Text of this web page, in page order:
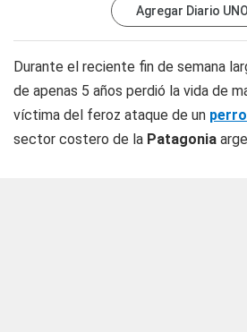
Agregar Diario
Durante el reciente fin de semana
de apenas 5 años perdió la vida de
víctima del feroz ataque de un perro
sector costero de la Patagonia